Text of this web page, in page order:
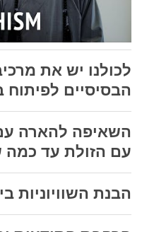
לכולנו יש את
הבסיסיים לפיתוח
השאיפה להארה
עם הזולת עד כמה
הבנת השוויוניות